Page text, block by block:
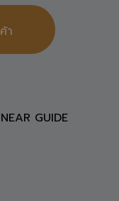
า
GUIDE